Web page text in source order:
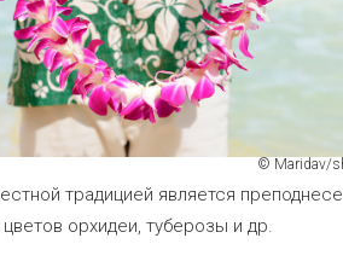
© Maridav/
традицией является
орхидеи, туберозы и др.